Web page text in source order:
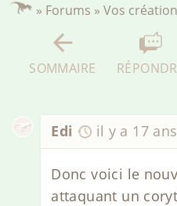
» Forums »Vos
SOMMAIRE
Edi il y a 17 ans
Donc voici le
attaquant un